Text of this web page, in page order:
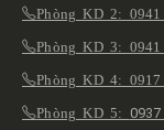
Phòng KD 2:
Phòng KD 3:
Phòng KD 4:
Phòng KD 5: